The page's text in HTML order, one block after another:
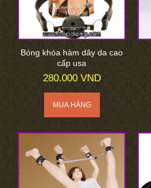
Bóng khóa hàm dây da cao
cấp usa
280.000 VND